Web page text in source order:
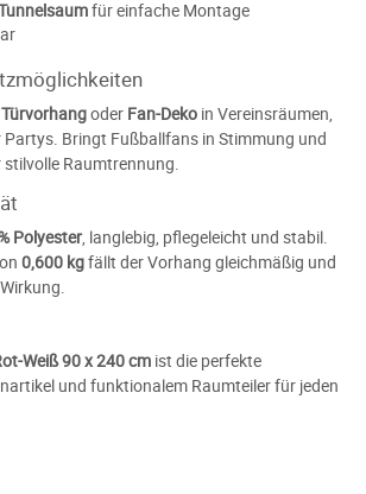
für einfache Montage
oder Fan-Deko in Vereinsräumen,
Partys. Bringt Fußballfans in Stimmung und
Raumtrennung.
Polyester , langlebig, pflegeleicht und stabil.
0,600 kgfällt der Vorhang gleichmäßig und
Weiß 90 x 240 cm ist die perfekte
und funktionalem Raumteiler für jeden